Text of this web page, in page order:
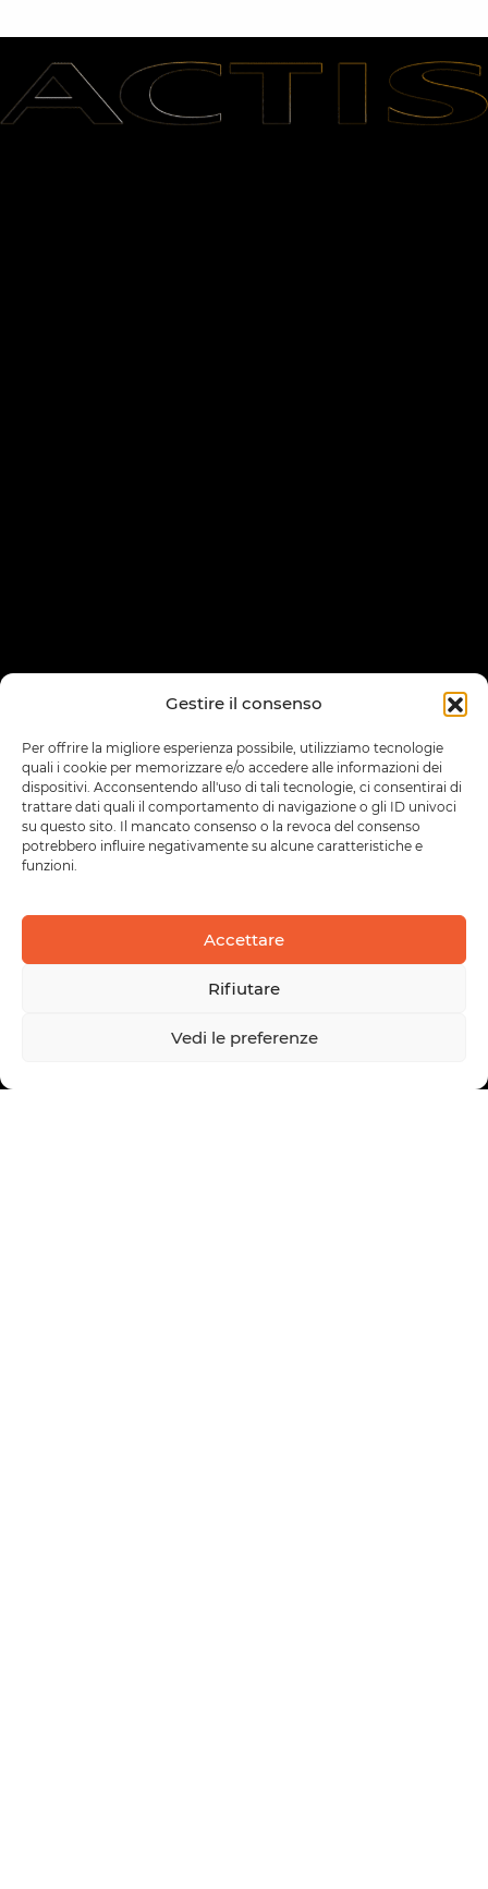
Gestire il consenso
Per offrire la migliore esperienza possibile, utilizziamo tecnologie
quali i cookie per memorizzare e/o accedere alle informazioni dei
dispositivi. Acconsentendo all'uso di tali tecnologie, ci consentirai di
trattare dati quali il comportamento di navigazione o gli ID univoci
su questo sito. Il mancato consenso o la revoca del consenso
potrebbero influire negativamente su alcune caratteristiche e
funzioni.
Accettare
Rifiutare
Vedi le preferenze